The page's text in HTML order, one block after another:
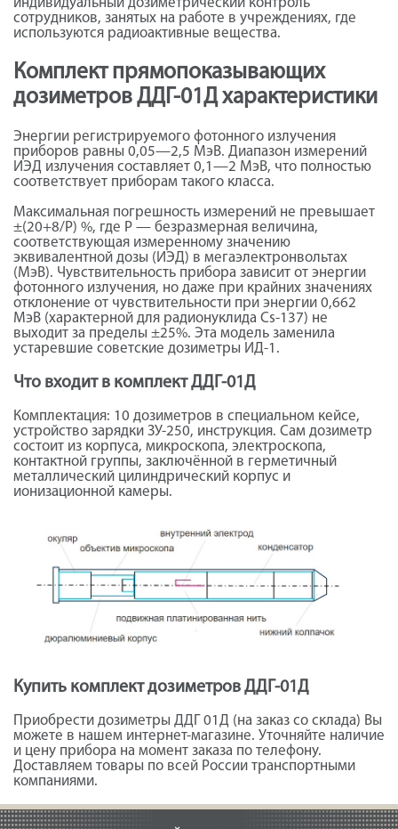
индивидуальный дозиметрический контроль
сотрудников, занятых на работе в учреждениях, где
используются радиоактивные вещества.
Комплект прямопоказывающих
дозиметров ДДГ-01Д характеристики
Энергии регистрируемого фотонного излучения
приборов равны 0,05—2,5 МэВ. Диапазон измерений
ИЭД излучения составляет 0,1—2 МэВ, что полностью
соответствует приборам такого класса.
Максимальная погрешность измерений не превышает
±(20+8/Р) %, где Р — безразмерная величина,
соответствующая измеренному значению
эквивалентной дозы (ИЭД) в мегаэлектронвольтах
(МэВ). Чувствительность прибора зависит от энергии
фотонного излучения, но даже при крайних значениях
отклонение от чувствительности при энергии 0,662
МэВ (характерной для радионуклида Cs-137) не
выходит за пределы ±25%. Эта модель заменила
устаревшие советские дозиметры ИД-1.
Что входит в комплект ДДГ-01Д
Комплектация: 10 дозиметров в специальном кейсе,
устройство зарядки ЗУ-250, инструкция. Сам дозиметр
состоит из корпуса, микроскопа, электроскопа,
контактной группы, заключённой в герметичный
металлический цилиндрический корпус и
ионизационной камеры.
Купить комплект дозиметров ДДГ-01Д
Приобрести дозиметры ДДГ 01Д (на заказ со склада) Вы
можете в нашем интернет-магазине. Уточняйте наличие
и цену прибора на момент заказа по телефону.
Доставляем товары по всей России транспортными
компаниями.